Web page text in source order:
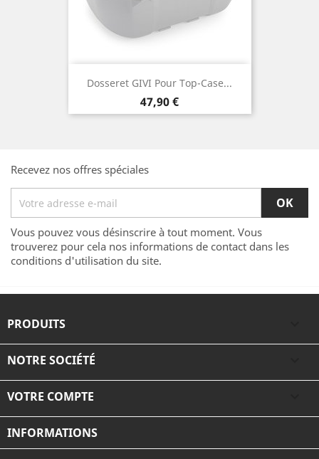
Dosseret GIVI Pour Top-Case...
Prix
47,90 €
Recevez nos offres spéciales
Vous pouvez vous désinscrire à tout moment. Vous
trouverez pour cela nos informations de contact dans les
conditions d'utilisation du site.
PRODUITS
NOTRE SOCIÉTÉ
VOTRE COMPTE
INFORMATIONS